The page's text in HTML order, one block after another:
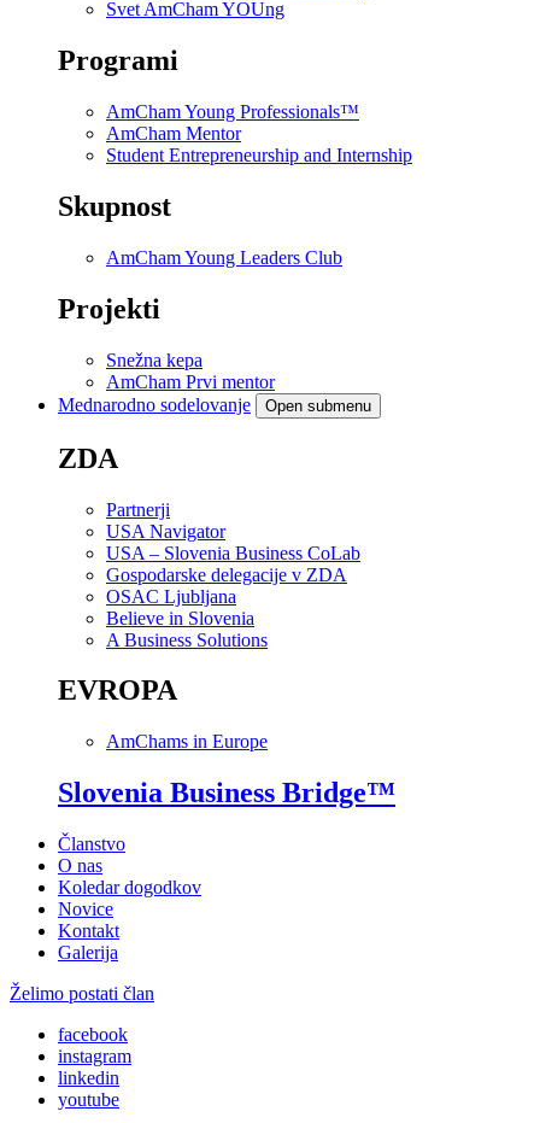
Svet AmCham YOUng
Programi
AmCham Young Professionals™
AmCham Mentor
Student Entrepreneurship and Internship
Skupnost
AmCham Young Leaders Club
Projekti
Snežna kepa
AmCham Prvi mentor
Mednarodno sodelovanje
Open submenu
ZDA
Partnerji
USA Navigator
USA – Slovenia Business CoLab
Gospodarske delegacije v ZDA
OSAC Ljubljana
Believe in Slovenia
A Business Solutions
EVROPA
AmChams in Europe
Slovenia Business Bridge™
Članstvo
O nas
Koledar dogodkov
Novice
Kontakt
Galerija
Želimo postati član
facebook
instagram
linkedin
youtube